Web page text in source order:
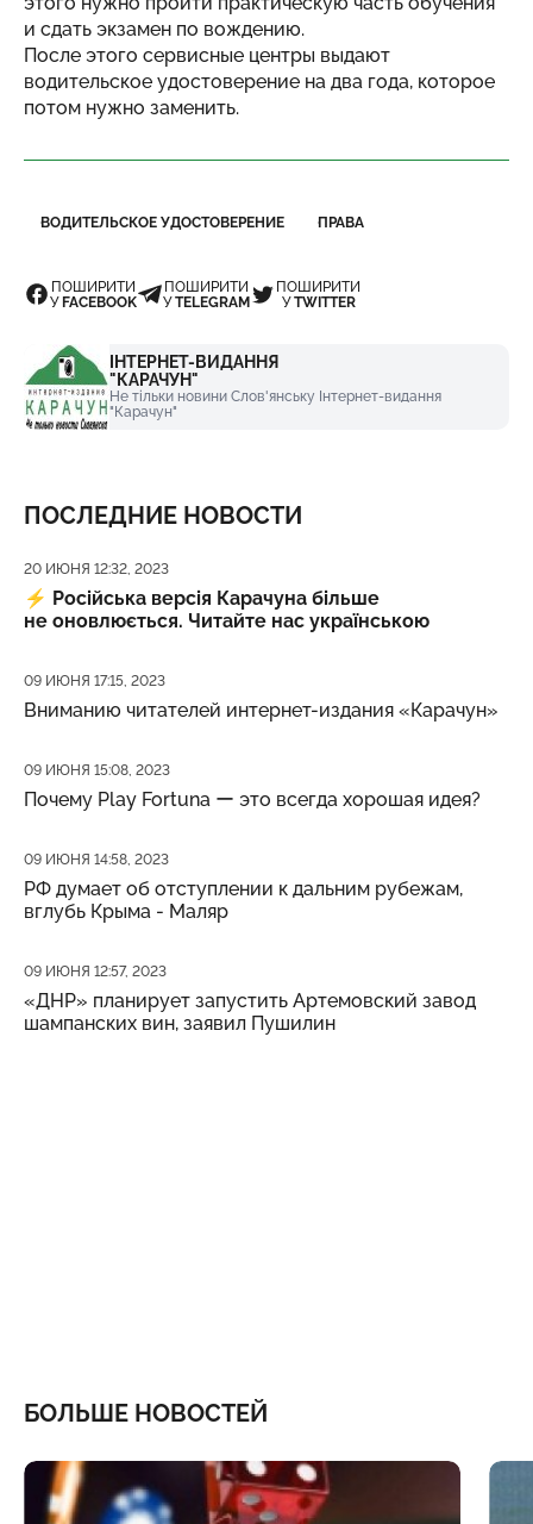
и сдать экзамен по вождению.
После этого сервисные центры выдают
водительское удостоверение на два года, которое
потом нужно заменить.
ВОДИТЕЛЬСКОЕ УДОСТОВЕРЕНИЕ ПРАВА
ПОШИРИТИ
У FACEBOOK
ПОШИРИТИ
УTELEGRAM
ПОШИРИТИ
УTWITTER
ІНТЕРНЕТ-ВИДАННЯ
"КАРАЧУН"
Не тільки новини Слов'янську Інтернет-видання
"Карачун"
ПОСЛЕДНИЕ НОВОСТИ
Дата публикации
20 ИЮНЯ 12:32, 2023
⚡️ Російська версія Карачуна більше
не оновлюється. Читайте нас українською
Дата публикации
09 ИЮНЯ 17:15, 2023
Вниманию читателей интернет-издания «Карачун»
Дата публикации
09 ИЮНЯ 15:08, 2023
Почему Play Fortuna ー это всегда хорошая идея?
Дата публикации
09 ИЮНЯ 14:58, 2023
РФ думает об отступлении к дальним рубежам,
вглубь Крыма - Маляр
Дата публикации
09 ИЮНЯ 12:57, 2023
«ДНР» планирует запустить Артемовский завод
шампанских вин, заявил Пушилин
БОЛЬШЕ НОВОСТЕЙ